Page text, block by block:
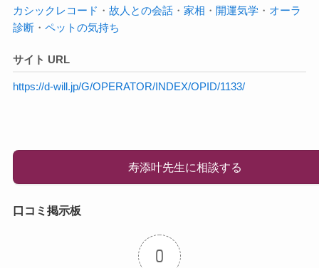
カシックレコード ・ 故人との会話・ 家相 ・ 開運気学・ オーラ
診断・ ペットの気持ち
サイト URL
https://d-will.jp/G/OPERATOR/INDEX/OPID/1133/
寿添叶先生に相談する
口コミ掲示板
0